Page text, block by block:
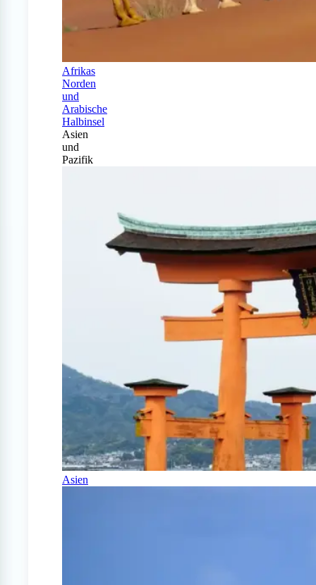
Afrikas
Norden
und
Arabische
Halbinsel
Asien
und
Pazifik
Asien